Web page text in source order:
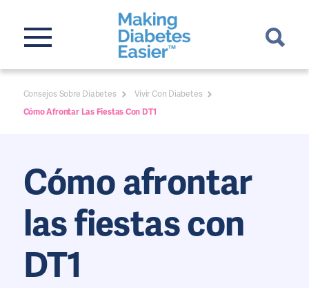
Consejos Sobre Diabetes
Vivir Con Diabetes
Cómo Afrontar Las Fiestas Con DT1
Cómo afrontar
las fiestas con
DT1